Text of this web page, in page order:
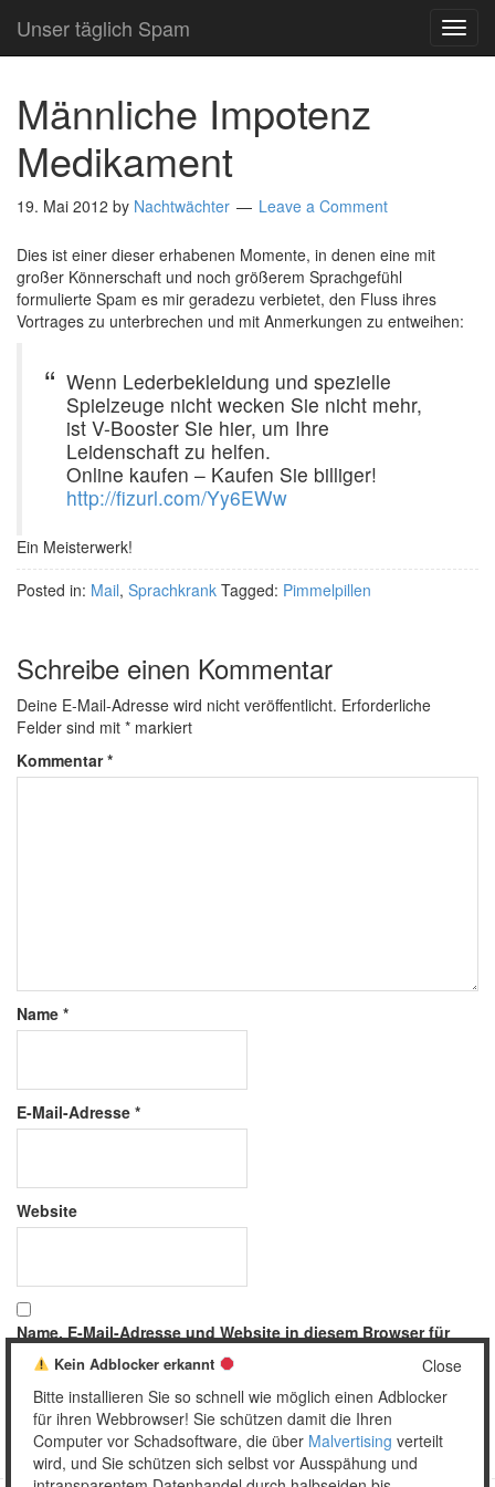
Unser täglich Spam
Männliche Impotenz
Medikament
19. Mai 2012 by Nachtwächter Leave a Comment
Dies ist einer dieser erhabenen Momente, in denen eine mit
großer Könnerschaft und noch größerem Sprachgefühl
formulierte Spam es mir geradezu verbietet, den Fluss ihres
Vortrages zu unterbrechen und mit Anmerkungen zu entweihen:
Wenn Lederbekleidung und spezielle
Spielzeuge nicht wecken Sie nicht mehr,
ist V-Booster Sie hier, um Ihre
Leidenschaft zu helfen.
Online kaufen – Kaufen Sie billiger!
http://fizurl.com/Yy6EWw
Ein Meisterwerk!
Posted in: Mail, Sprachkrank Tagged: Pimmelpillen
Schreibe einen Kommentar
Deine E-Mail-Adresse wird nicht veröffentlicht. Erforderliche
Felder sind mit * markiert
Kommentar*
Name *
E-Mail-Adresse *
Website
Name, E-Mail-Adresse und Website in diesem Browser für
meinen nächsten Kommentar speichern.
Close
Kein Adblocker erkannt
Bitte installieren Sie so schnell wie möglich einen Adblocker
für ihren Webbrowser! Sie schützen damit die Ihren
Computer vor Schadsoftware, die über Malvertising verteilt
wird, und Sie schützen sich selbst vor Ausspähung und